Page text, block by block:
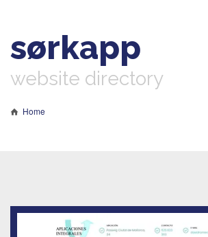
sørkapp
website directory
Home